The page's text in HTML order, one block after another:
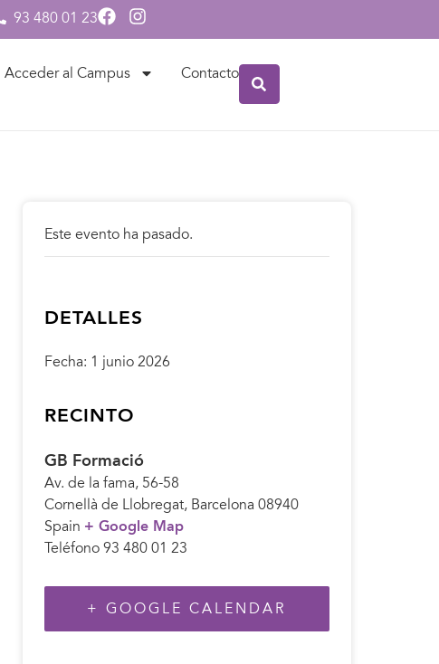
93 480 01 23
Acceder al Campus Contacto
Este evento ha pasado.
DETALLES
Fecha: 1 junio 2026
RECINTO
GB Formació
Av. de la fama, 56-58
Cornellà de Llobregat, Barcelona 08940
Spain + Google Map
Teléfono 93 480 01 23
+ GOOGLE CALENDAR